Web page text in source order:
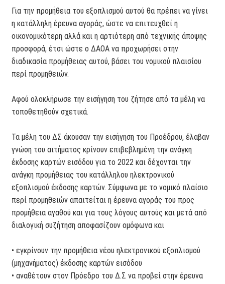
Για την προμήθεια του εξοπλισμού αυτού θα πρέπει να γίνει
η κατάλληλη έρευνα αγοράς, ώστε να επιτευχθεί η
οικονομικότερη αλλά και η αρτιότερη από τεχνικής άποψης
προσφορά, έτσι ώστε ο ΔΑΟΑ να προχωρήσει στην
διαδικασία προμήθειας αυτού, βάσει του νομικού πλαισίου
περί προμηθειών.
Αφού ολοκλήρωσε την εισήγηση του ζήτησε από τα μέλη να
τοποθετηθούν σχετικά.
Τα μέλη του ΔΣ άκουσαν την εισήγηση του Προέδρου, έλαβαν
γνώση του αιτήματος κρίνουν επιβεβλημένη την ανάγκη
έκδοσης καρτών εισόδου για το 2022 και δέχονται την
ανάγκη προμήθειας του κατάλληλου ηλεκτρονικού
εξοπλισμού έκδοσης καρτών. Σύμφωνα με το νομικό πλαίσιο
περί προμηθειών απαιτείται η έρευνα αγοράς του προς
προμήθεια αγαθού και για τους λόγους αυτούς και μετά από
διαλογική συζήτηση αποφασίζουν ομόφωνα και
• εγκρίνουν την προμήθεια νέου ηλεκτρονικού εξοπλισμού
(μηχανήματος) έκδοσης καρτών εισόδου
• αναθέτουν στον Πρόεδρο του Δ.Σ να προβεί στην έρευνα